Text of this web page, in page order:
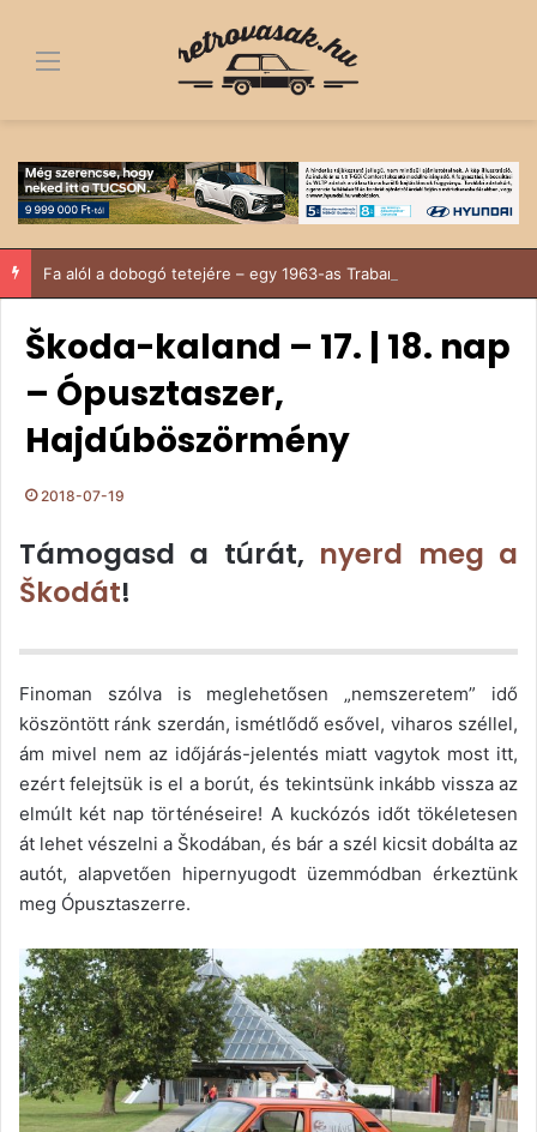
Menü
Škoda-kaland – 17. | 18. nap
– Ópusztaszer,
Hajdúböszörmény
2018-07-19
Támogasd a túrát, nyerd meg a
Škodát!
Finoman szólva is meglehetősen „nemszeretem” idő
köszöntött ránk szerdán, ismétlődő esővel, viharos széllel,
ám mivel nem az időjárás-jelentés miatt vagytok most itt,
ezért felejtsük is el a borút, és tekintsünk inkább vissza az
elmúlt két nap történéseire! A kuckózós időt tökéletesen
át lehet vészelni a Škodában, és bár a szél kicsit dobálta az
autót, alapvetően hipernyugodt üzemmódban érkeztünk
meg Ópusztaszerre.